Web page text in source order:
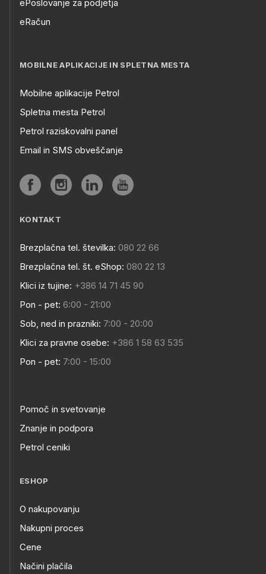
ePoslovanje za podjetja
eRačun
MOBILNE APLIKACIJE IN SPLETNA MESTA
Mobilne aplikacije Petrol
Spletna mesta Petrol
Petrol raziskovalni panel
Email in SMS obveščanje
KONTAKT
Brezplačna tel. številka: 080 22 66
Brezplačna tel. št. eShop: 080 22 13
Klici iz tujine: +386 14 71 45 90
Pon - pet: 6:00 - 21:00
Sob, ned in prazniki: 7:00 - 20:00
Klici za pravne osebe: +386 1 58 63 535
Pon - pet: 7:00 - 15:00
Pomoč in svetovanje
Znanje in podpora
Petrol ceniki
ESHOP
O nakupovanju
Nakupni proces
Cene
Načini plačila